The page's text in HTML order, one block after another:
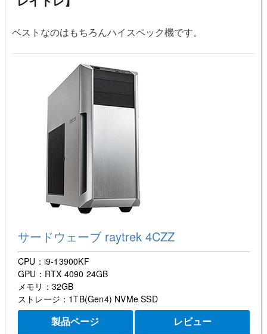
ベストなのはもちろんハイスペック機です。
サードウェーブ raytrek 4CZZ
CPU：i9-13900KF
GPU：RTX 4090 24GB
メモリ：32GB
ストレージ：1TB(Gen4) NVMe SSD
製品ページ レビュー